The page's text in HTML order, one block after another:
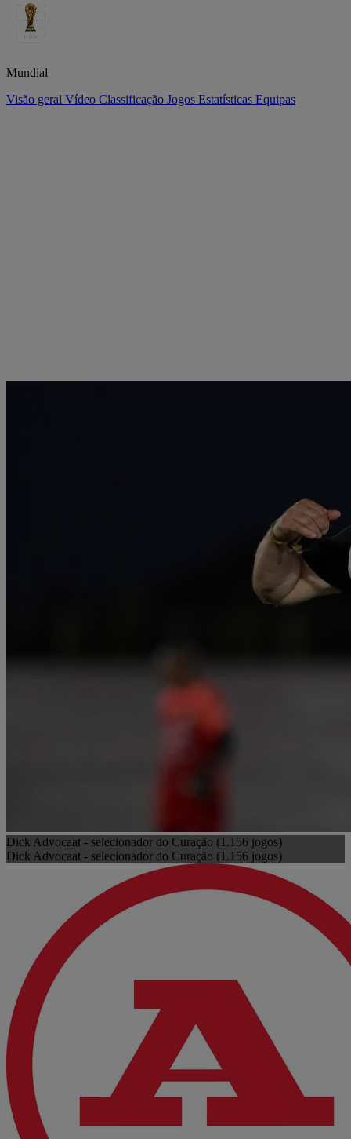
Mundial
Visão geral Vídeo Classificação Jogos Estatísticas Equipas
Dick Advocaat - selecionador do Curação (1.156 jogos)
Dick Advocaat - selecionador do Curação (1.156 jogos)